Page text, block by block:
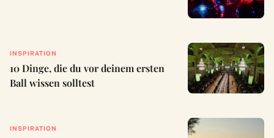
INSPIRATION
10 Dinge, die du vor deinem ersten
Ball wissen solltest
INSPIRATION